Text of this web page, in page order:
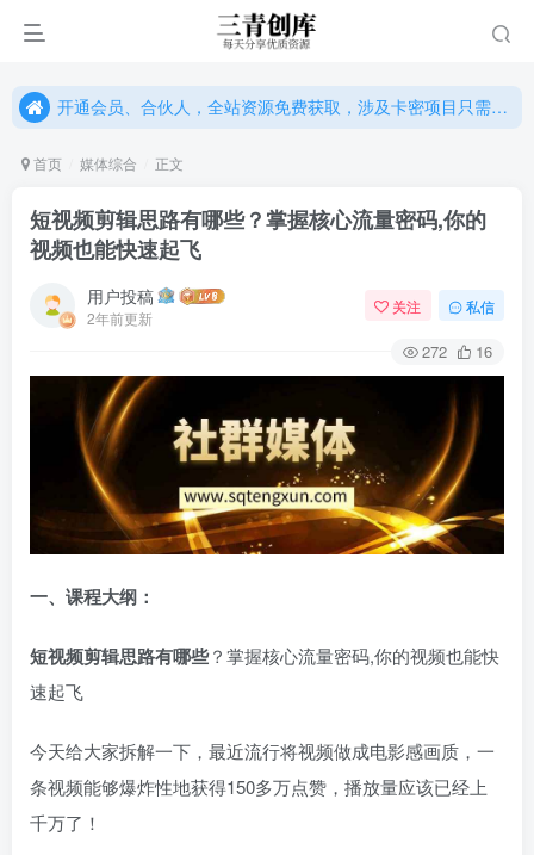
开通会员、合伙人，全站资源免费获取，涉及卡密项目只需单独购卡密（位置：网站右下悬浮按钮）
开通会员、合伙人，全站资源免费获取，涉及卡密项目只需单独购卡密（位置：网站右下悬浮按钮）
首页 媒体综合 正文
短视频剪辑思路有哪些？掌握核心流量密码,你的
视频也能快速起飞
用户投稿
2年前更新
关注 私信
272 16
一、 课程大纲：
短视频剪辑思路有哪些？掌握核心流量密码,你的视频也能快
速起飞
今天给大家拆解一下，最近流行将视频做成电影感画质，一
条视频能够爆炸性地获得150多万点赞，播放量应该已经上
千万了！